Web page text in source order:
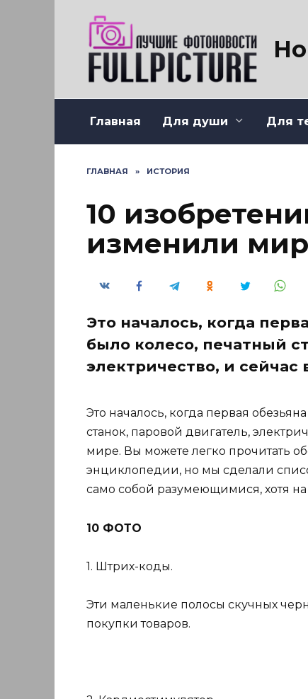
Главная Для души Для
ГЛАВНАЯ » ИСТОРИЯ
10
изменили мир
Это началось, когда
было колесо, печатный
электричество, и
Это началось, когда первая
станок, паровой двигатель,
мире. Вы можете легко прочитать
энциклопедии, но мы сделали
само собой разумеющимися, хотя
10 ФОТО
1. Штрих-коды.
Эти маленькие полосы скучных
покупки товаров.